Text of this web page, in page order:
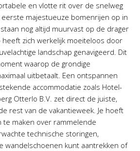
en vlotte rit over de snelweg
majestueuze bomenrijen op in
nog altijd muurvast op de drager
zich werkelijk moeiteloos door
landschap genavigeerd. Dit
waarop de grondige
uitbetaalt. Een ontspannen
accommodatie zoals Hotel-
Otterlo B.V. zet direct de juiste,
rest van de vakantieweek. Je hoeft
te maken over rammelende
technische storingen,
wandelschoenen kunt aantrekken of